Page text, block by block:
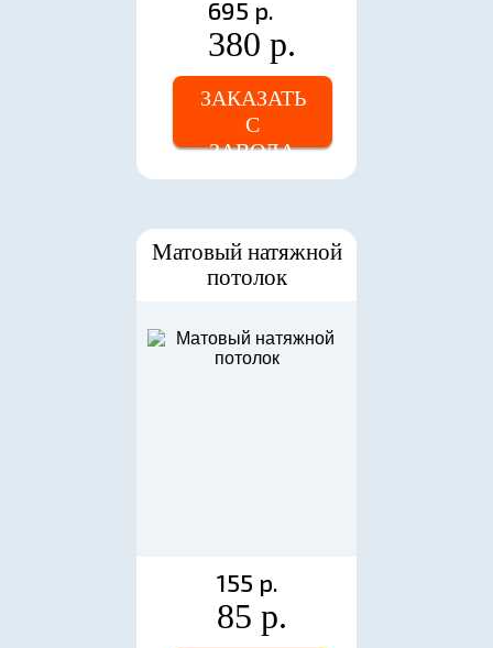
695 р.
380 р.
ЗАКАЗАТЬ
С
ЗАВОДА
Матовый натяжной
потолок
155 р.
85 р.